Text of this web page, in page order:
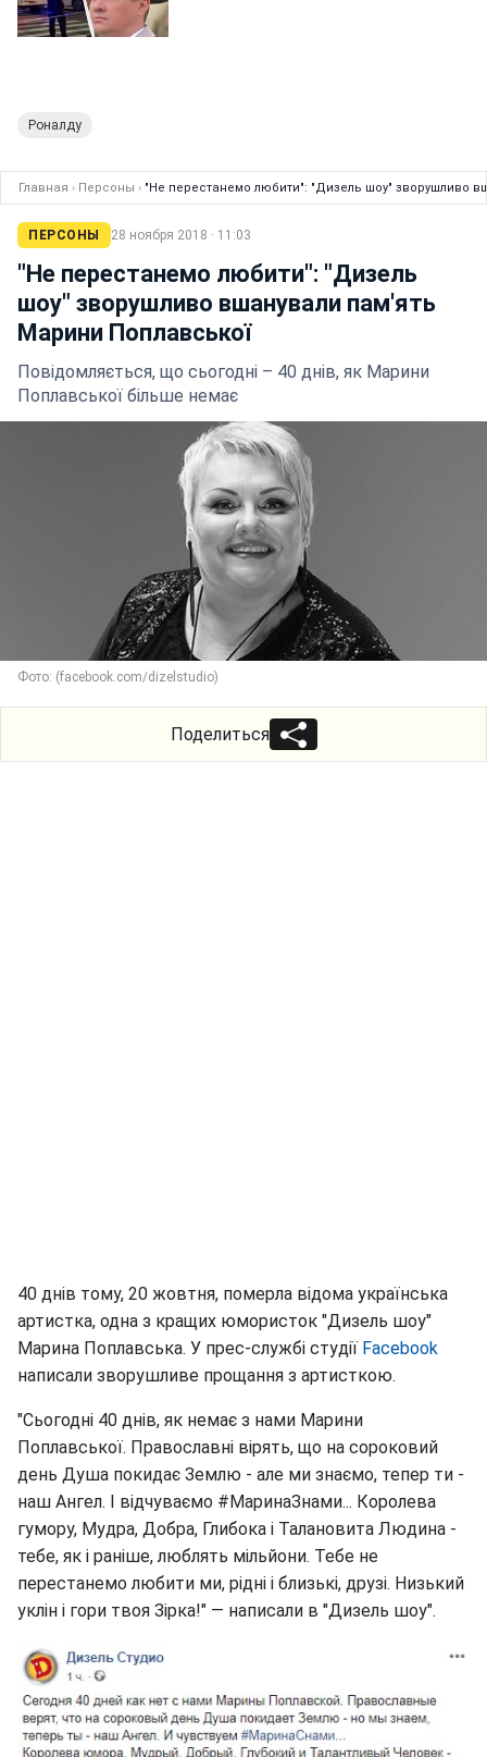
Роналду
Главная › Персоны › "Не перестанемо любити": "Дизель шоу" зворушливо
ПЕРСОНЫ 28 ноября 2018 · 11:03
"Не перестанемо любити": "Дизель
шоу" зворушливо вшанували пам'ять
Марини Поплавської
Повідомляється, що сьогодні – 40 днів, як Марини
Поплавської більше немає
Фото: (facebook.com/dizelstudio)
Поделиться
40 днів тому, 20 жовтня, померла відома українська
артистка, одна з кращих юмористок "Дизель шоу"
Марина Поплавська. У прес-службі студії Facebook
написали зворушливе прощання з артисткою.
"Сьогодні 40 днів, як немає з нами Марини
Поплавської. Православні вірять, що на сороковий
день Душа покидає Землю - але ми знаємо, тепер ти -
наш Ангел. І відчуваємо #МаринаЗнами... Королева
гумору, Мудра, Добра, Глибока і Талановита Людина -
тебе, як і раніше, люблять мільйони. Тебе не
перестанемо любити ми, рідні і близькі, друзі. Низький
уклін і гори твоя Зірка!" — написали в "Дизель шоу".